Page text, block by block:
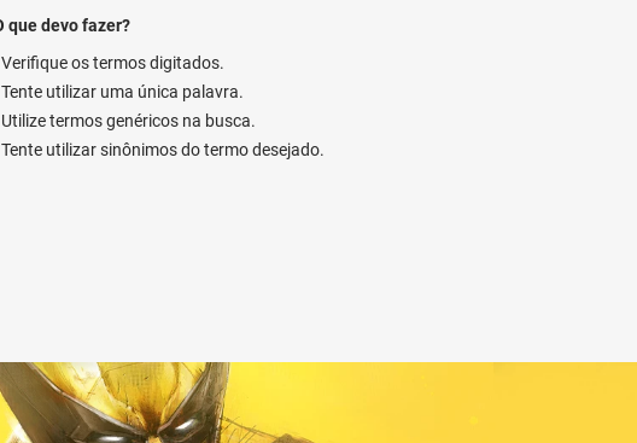
Verifique os termos digitados.
Tente utilizar uma única palavra.
Utilize termos genéricos na busca.
Tente utilizar sinônimos do termo desejado.